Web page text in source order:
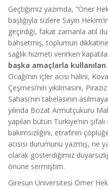
Geçtiğimiz yazımda, “Öner
başlığıyla sizlere Sayın
geçirdiği, fakat zamanla atıl
bahsetmiş, toplumun
sağlık hizmeti verirken
başka amaçlarla kullanılan
Ocağı’nın içler acısı halini,
Çeşmesi’nin yıkılmasını,
Sahası’nın tabelasının
yılında Bozat Armutçukuru
yapılan bütün Türkiye’nin
bakımsızlığını, etrafının
acısısı durumunu yazmış, ne
olarak gösterdiğimiz
önüne sermiştim.
Giresun Üniversitesi Ömer